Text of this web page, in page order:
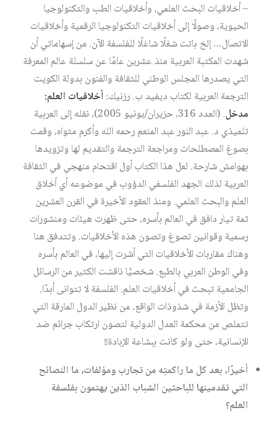
– أخلاقيات البحث العلمي، وأخلاقيات الطب والتكنولوجيا
الحيوية، وصولًا إلى أخلاقيات التكنولوجيا الرقمية وأخلاقيات
الاتصال… إلخ باتت شغلًا شاغلًا للفلسفة الآن. من إسهاماتي أن
شهدت المكتبة العربية منذ عشرين عامًا عن سلسلة عالم المعرفة
التي يصدرها المجلس الوطني للثقافة والفنون بدولة الكويت
الترجمة العربية لكتاب ديفيد ب. رزنيك: أخلاقيات العلم:
مدخل
. (العدد 316، حزيران/يونيو 2005)، نقله إلى العربية
تلميذي د. عبد النور عبد المنعم رحمه الله وأكرم مثواه، وقمت
بصوغ المصطلحات ومراجعة الترجمة والتقديم لها وتزويدها
بهوامش شارحة. لعل هذا الكتاب أول اقتحام منهجي في الثقافة
العربية لذلك الجهد الفلسفي الدؤوب في موضوعه أي أخلاق
العلم والبحث العلمي. ومنذ العقود الأخيرة في القرن العشرين
ثمة تيار دافق في العالم بأسره، حتى ظهرت هيئات ومنشورات
رسمية وقوانين تصوغ وتصون هذه الأخلاقيات. وتتدفق هنا
وهناك مقاربات الأخلاقيات التي أشرت إليها، في العالم بأسره
وفي الوطن العربي بالطبع. شخصيًّا ناقشت الكثير من الرسائل
الجامعية تبحث في أخلاقيات العلم. الفلسفة لا تتوانى أبدًا.
وتظل الأزمة في شذوذات الواقع، من نظير الدول المارقة التي
تتملص من محكمة العدل الدولية لتصون ارتكاب جرائم ضد
الإنسانية، حتى ولو كانت ببشاعة الإبادة!!
أخيرًا، بعد كل ما راكمتِه من تجارب ومؤلفات، ما النصائح
التي تقدمينها للباحثين الشباب الذين يهتمون بفلسفة
العلم؟